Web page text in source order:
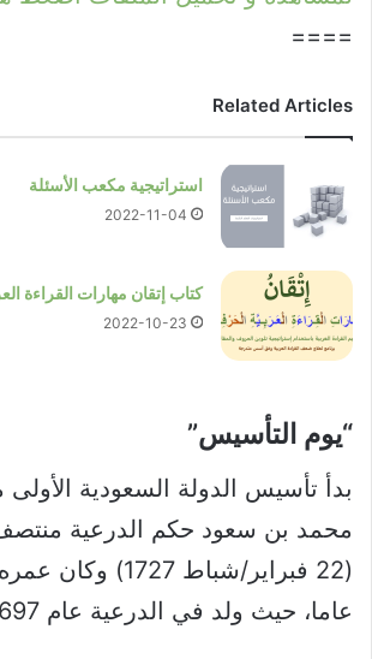
====
Related Articles
استراتيجية مكعب الأسئلة
2022-11-04
كتاب إتقان مهارات القراءة
2022-10-23
“يوم التأسيس”​
بدأ تأسيس الدولة السعودية الأولى
عاما، حيث ولد في الدرعية عام 1697.